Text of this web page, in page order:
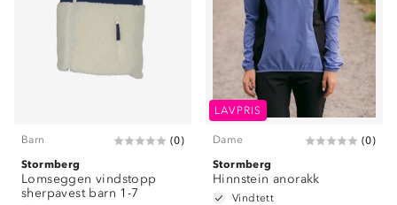
Barn (0)
Stormberg
Lomseggen vindstopp
sherpavest barn 1-7
LAVPRIS
Dame (0)
Stormberg
Hinnstein anorakk
Vindtett